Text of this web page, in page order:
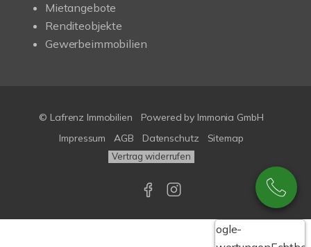
Mietangebote
Renditeobjekte
Gewerbeimmobilien
© Lafrenz Immobilien Powered by Immonia GmbH
Impressum
AGB Datenschutz Sitemap
Vertrag widerrufen
Google-